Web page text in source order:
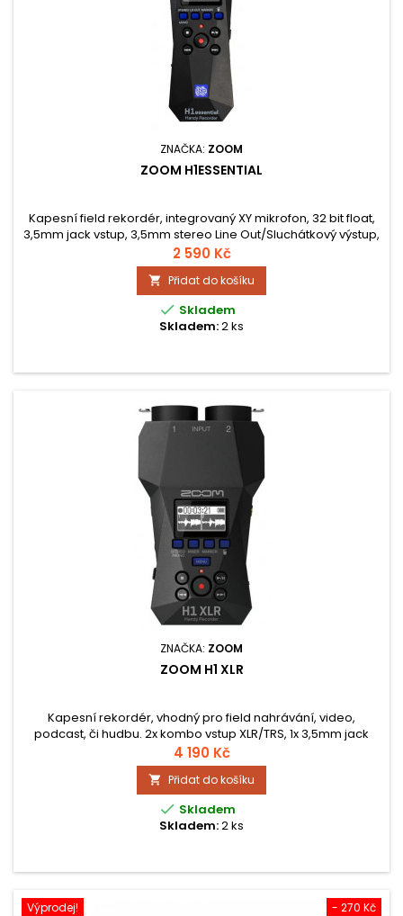
ZNAČKA: ZOOM
ZOOM H1ESSENTIAL
Kapesní field rekordér, integrovaný XY mikrofon, 32 bit float,
3,5mm jack vstup, 3,5mm stereo Line Out/Sluchátkový výstup,
napájení 2x AAA baterie nebo adaptér Zoom AD-17.
2 590 Kč
 Přidat do košíku
 Skladem
Skladem:2 ks
ZNAČKA: ZOOM
ZOOM H1 XLR
Kapesní rekordér, vhodný pro field nahrávání, video,
podcast, či hudbu. 2x kombo vstup XLR/TRS, 1x 3,5mm jack
vstup, fantomové napájení, 32bit float, vestavený
reproduktor, OLED displej.
4 190 Kč
 Přidat do košíku
 Skladem
Skladem:2 ks
- 270 Kč
Výprodej!